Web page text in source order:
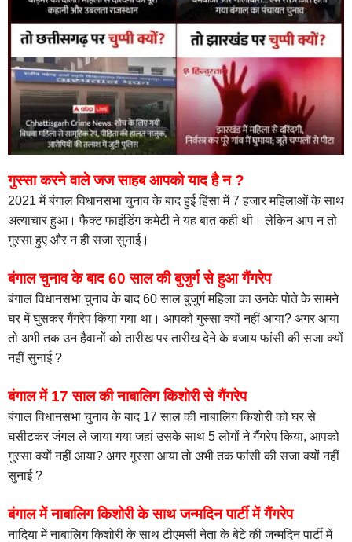
गुस्सा करने वाले जज साहब आपको याद है न ?
2021 में बंगाल विधानसभा चुनाव के बाद हुई हिंसा में 7 हजार महिलाओं के साथ
अत्याचार हुआ। फैक्ट फाइंडिंग कमेटी ने यह बात कही थी। लेकिन आप न तो
गुस्सा हुए और न ही सजा सुनाई।
बंगाल चुनाव के बाद 60 साल की बुजुर्ग से हुआ गैंगरेप
बंगाल विधानसभा चुनाव के बाद 60 साल बुजुर्ग महिला का उनके पोते के सामने
घर में घुसकर गैंगरेप किया गया था। आपको गुस्सा क्यों नहीं आया? अगर आया
तो अभी तक उन हैवानों को तारीख पर तारीख देने के बजाय फांसी की सजा क्यों
नहीं सुनाई ?
बंगाल में 17 साल की नाबालिग किशोरी से गैंगरेप
बंगाल विधानसभा चुनाव के बाद 17 साल की नाबालिग किशोरी को घर से
घसीटकर जंगल ले जाया गया जहां उसके साथ 5 लोगों ने गैंगरेप किया, आपको
गुस्सा क्यों नहीं आया? अगर गुस्सा आया तो अभी तक फांसी की सजा क्यों नहीं
सुनाई ?
बंगाल में नाबालिग किशोरी के साथ जन्मदिन पार्टी में गैंगरेप
नादिया में नाबालिग किशोरी के साथ टीएमसी नेता के बेटे की जन्मदिन पार्टी में